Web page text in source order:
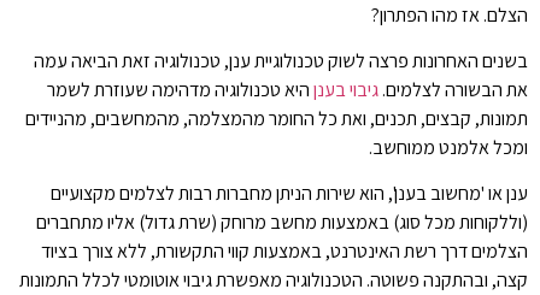
הצלם. אז מהו הפתרון?
בשנים האחרונות פרצה לשוק טכנולוגיית ענן, טכנולוגיה זאת הביאה עמה
את הבשורה לצלמים.גיבוי בענןהיא טכנולוגיה מדהימה שעוזרת לשמר
תמונות, קבצים, תכנים, ואת כל החומר מהמצלמה, מהמחשבים, מהניידים
ומכל אלמנט ממוחשב.
ענן או 'מחשוב בענן', הוא שירות הניתן מחברות רבות לצלמים מקצועיים
(וללקוחות מכל סוג) באמצעות מחשב מרוחק (שרת גדול) אליו מתחברים
הצלמים דרך רשת האינטרנט, באמצעות קווי התקשורת, ללא צורך בציוד
קצה, ובהתקנה פשוטה. הטכנולוגיה מאפשרת גיבוי אוטומטי לכלל התמונות